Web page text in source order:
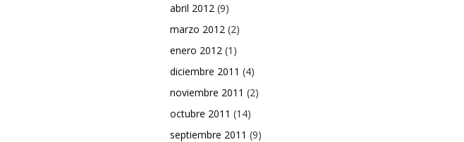
abril 2012 (9)
marzo 2012 (2)
enero 2012 (1)
diciembre 2011 (4)
noviembre 2011 (2)
octubre 2011 (14)
septiembre 2011 (9)